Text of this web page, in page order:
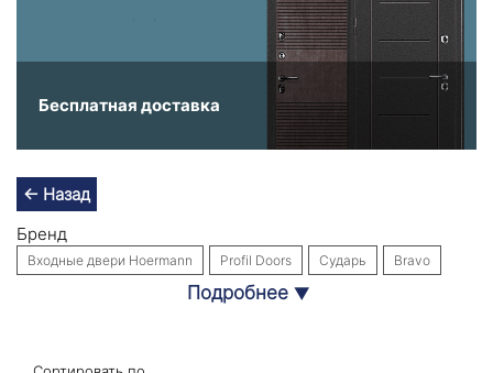
Бесплатная доставка
← Назад
Бренд
Входные двери Hoermann Profil Doors Сударь Bravo
Входные двери Labirint Doors Интекрон
Назначение
Подробнее ▼